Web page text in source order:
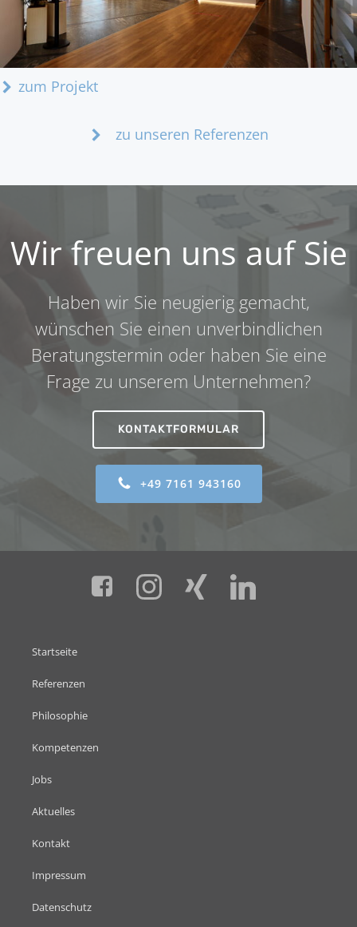
zum Projekt
zu unseren Referenzen
Wir freuen uns auf Sie
Haben wir Sie neugierig gemacht,
wünschen Sie einen unverbindlichen
Beratungstermin oder haben Sie eine
Frage zu unserem Unternehmen?
KONTAKTFORMULAR
+49 7161 943160
Startseite
Referenzen
Philosophie
Kompetenzen
Jobs
Aktuelles
Kontakt
Impressum
Datenschutz